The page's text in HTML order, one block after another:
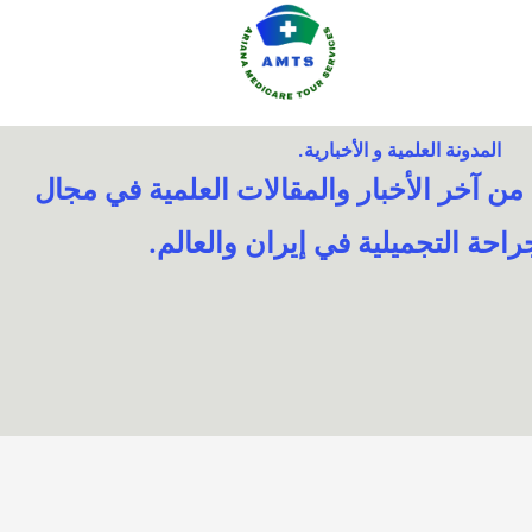
المدونة العلمية و الأخبارية.
آخر الأخبار والمقالات العلمية في مجال
التجميلية في إيران والعالم.​